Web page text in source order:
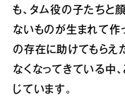
も、タム役の子たちと
ないものが生まれて作
の存在に助けてもらえ
なくなってきている中
じています。